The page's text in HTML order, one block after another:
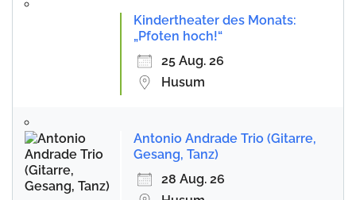
Kindertheater des Monats:
„Pfoten hoch!“
25 Aug. 26
Husum
Antonio Andrade Trio (Gitarre,
Gesang, Tanz)
28 Aug. 26